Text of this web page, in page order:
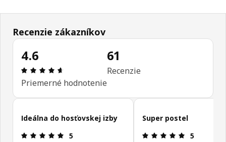
Recenzie zákazníkov
4.6
Hodnotenie: 4.6 z 5 hviezdičiek. Celkový počet
Priemerné hodnotenie
61
Recenzie
Preskočiť recenzie zákazníkov
Ideálna do hosťovskej izby
Hodnotenie: 5 z 5 hviezdičiek.
5
Super postel
5